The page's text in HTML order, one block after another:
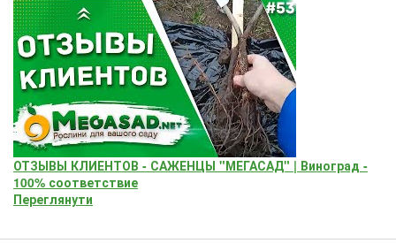
ОТЗЫВЫ КЛИЕНТОВ - САЖЕНЦЫ "МЕГАСАД" | Виноград -
100% соответствие
Переглянути